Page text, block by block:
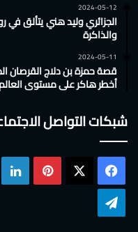
2024-05-12
الجزائري وليد هني يتألق في
والذاكرة
2024-05-11
قصة حمزة بن دلاج القرصان
أخطر هاكر على مستوى
شبكات التواصل
فيسبوك بينتيريست